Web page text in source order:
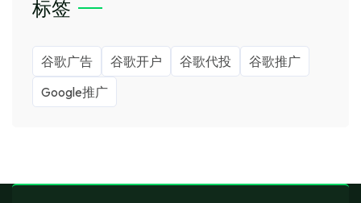
标签
谷歌广告 谷歌开户 谷歌代投
谷歌推广
Google推广